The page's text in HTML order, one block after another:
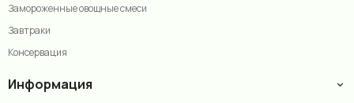
Замороженные овощные смеси
Завтраки
Консервация
Информация